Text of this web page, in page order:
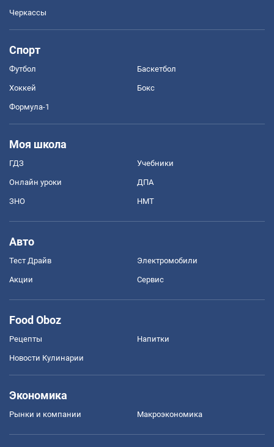
Черкассы
Спорт
Футбол Баскетбол
Хоккей Бокс
Формула-1
Моя школа
ГДЗ Учебники
Онлайн уроки ДПА
ЗНО НМТ
Авто
Тест Драйв Электромобили
Акции Сервис
Food Oboz
Рецепты Напитки
Новости Кулинарии
Экономика
Рынки и компании Mакроэкономика